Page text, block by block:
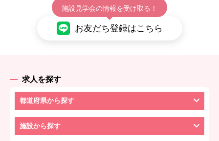
施設見学会の情報を受け取る！
お友だち登録はこちら
求人を探す
都道府県から探す
施設から探す